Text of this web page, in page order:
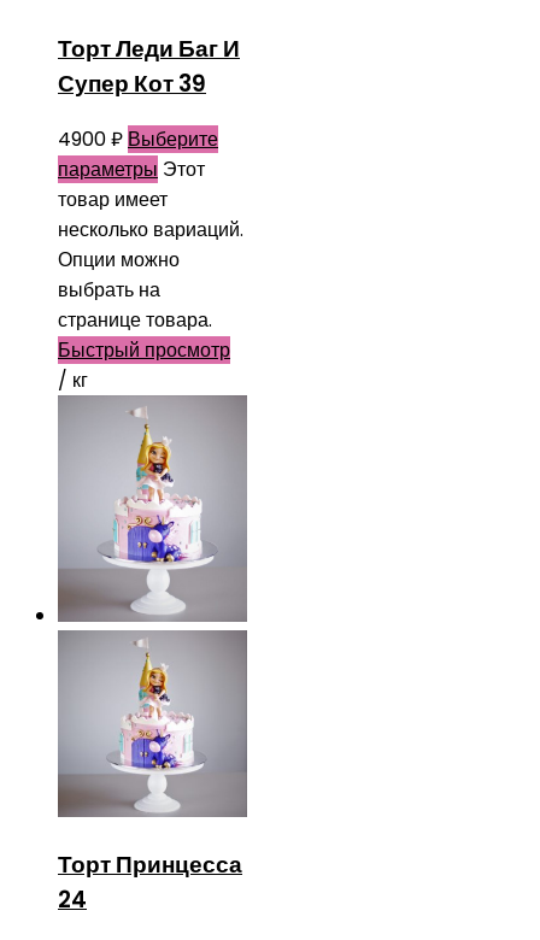
Торт Леди Баг И
Супер Кот 39
4900₽ Выберите
параметры Этот
товар имеет
несколько вариаций.
Опции можно
выбрать на
странице товара.
Быстрый просмотр
/ кг
Торт Принцесса
24